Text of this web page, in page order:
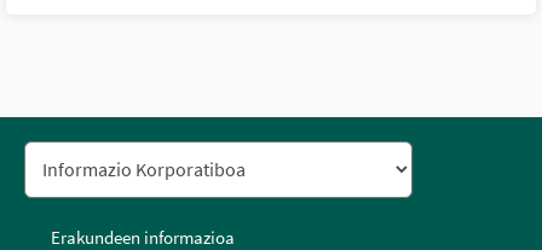
Erakundeen informazioa